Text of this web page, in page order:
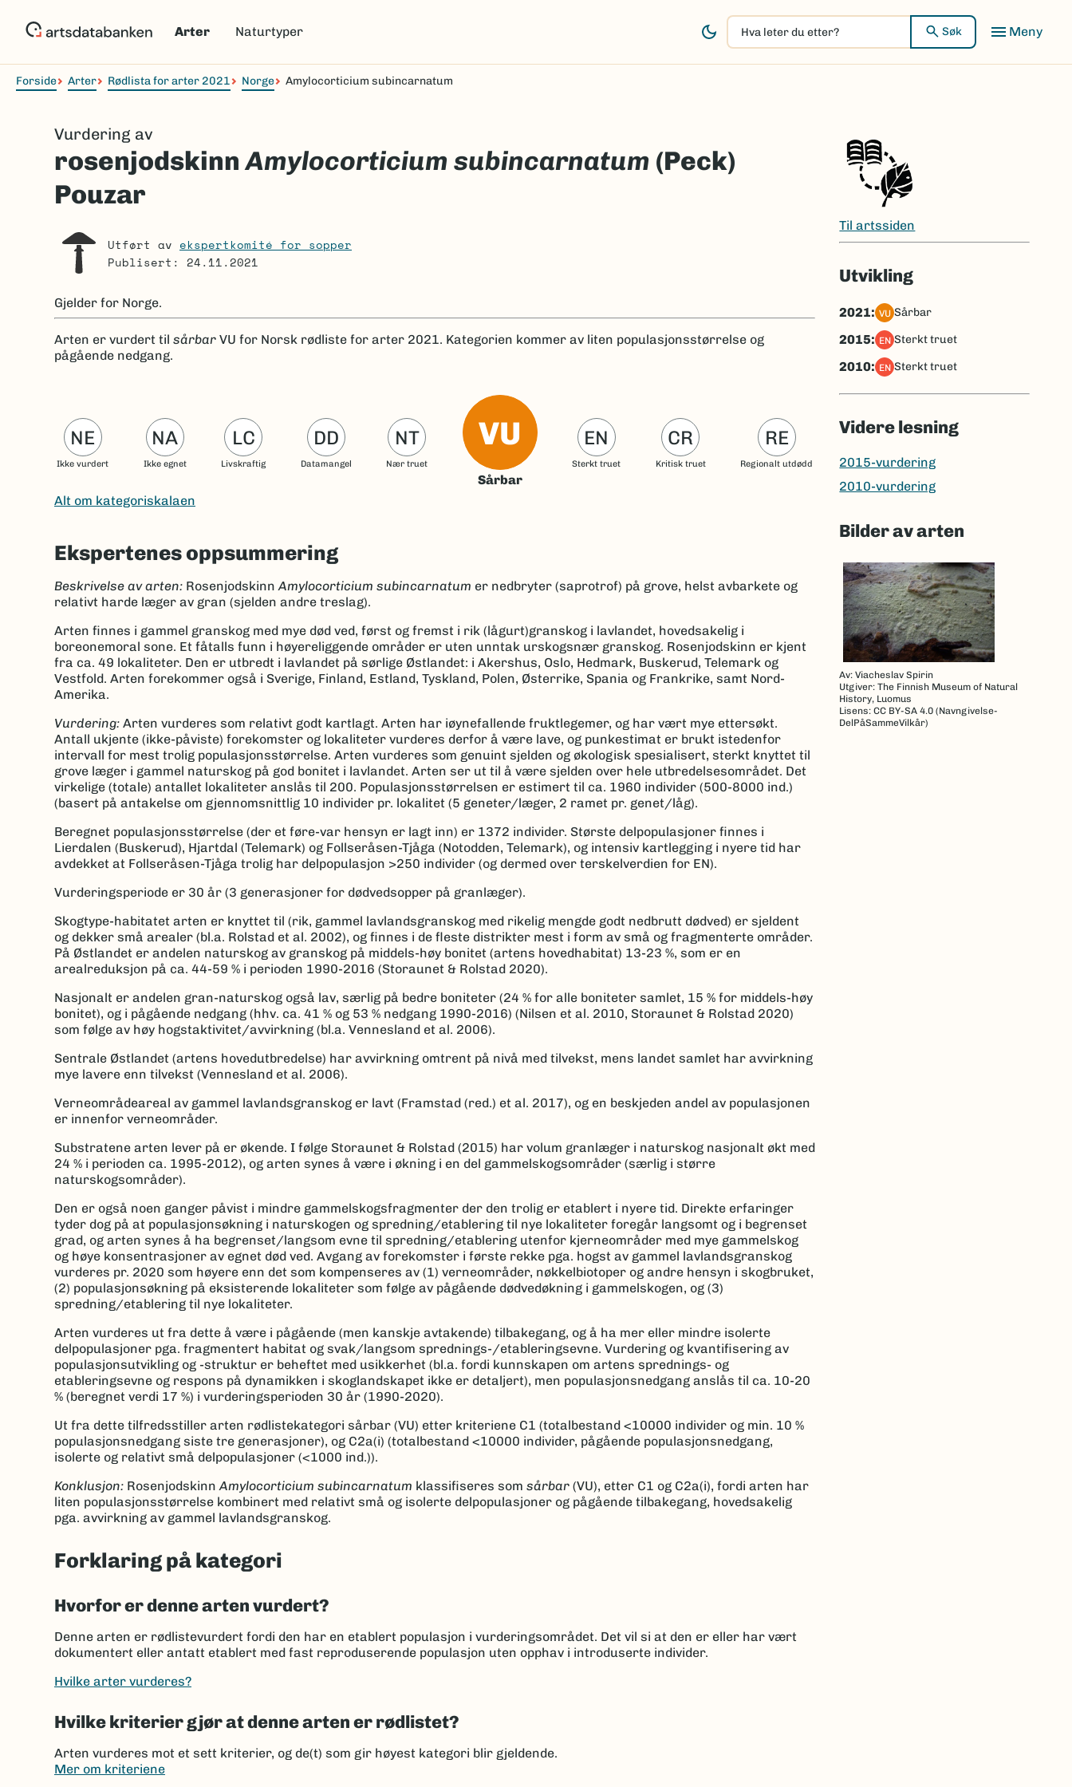
Arter Naturtyper
Hva
leter
du
Søk Meny
Navigasjonssti
Forside Arter Rødlista for arter 2021 Norge Amylocorticium subincarnatum
Vurdering av
rosenjodskinn Amylocorticium subincarnatum (Peck)
Pouzar
Utført av ekspertkomité for sopper
Publisert: 24.11.2021
Gjelder for Norge.
Arten er vurdert til sårbar VU for Norsk rødliste for arter 2021. Kategorien kommer av liten populasjonsstørrelse og
pågående nedgang.
NE
Ikke vurdert
NA
Ikke egnet
LC
Livskraftig
DD
Datamangel
NT
Nær truet
VU
Sårbar
EN
Sterkt truet
CR
Kritisk truet
RE
Regionalt utdødd
Alt om kategoriskalaen
Ekspertenes oppsummering
Beskrivelse av arten: RosenjodskinnAmylocorticium subincarnatum er nedbryter (saprotrof) på grove, helst avbarkete og
relativt harde læger av gran (sjelden andre treslag).
Arten finnes i gammel granskog med mye død ved, først og fremst i rik (lågurt)granskog i lavlandet, hovedsakelig i
boreonemoral sone. Et fåtalls funn i høyereliggende områder er uten unntak urskogsnær granskog. Rosenjodskinn er kjent
fra ca. 49 lokaliteter. Den er utbredt i lavlandet på sørlige Østlandet: i Akershus, Oslo, Hedmark, Buskerud, Telemark og
Vestfold. Arten forekommer også i Sverige, Finland, Estland, Tyskland, Polen, Østerrike, Spania og Frankrike, samt Nord-
Amerika.
Vurdering: Arten vurderes som relativt godt kartlagt. Arten har iøynefallende fruktlegemer, og har vært mye ettersøkt.
Antall ukjente (ikke-påviste) forekomster og lokaliteter vurderes derfor å være lave, og punkestimat er brukt istedenfor
intervall for mest trolig populasjonsstørrelse. Arten vurderes som genuint sjelden og økologisk spesialisert, sterkt knyttet til
grove læger i gammel naturskog på god bonitet i lavlandet. Arten ser ut til å være sjelden over hele utbredelsesområdet. Det
virkelige (totale) antallet lokaliteter anslås til 200. Populasjonsstørrelsen er estimert til ca. 1960 individer (500-8000 ind.)
(basert på antakelse om gjennomsnittlig 10 individer pr. lokalitet (5 geneter/læger, 2 ramet pr. genet/låg).
Beregnet populasjonsstørrelse (der et føre-var hensyn er lagt inn) er 1372 individer. Største delpopulasjoner finnes i
Lierdalen (Buskerud), Hjartdal (Telemark) og Follseråsen-Tjåga (Notodden, Telemark), og intensiv kartlegging i nyere tid har
avdekket at Follseråsen-Tjåga trolig har delpopulasjon >250 individer (og dermed over terskelverdien for EN).
Vurderingsperiode er 30 år (3 generasjoner for dødvedsopper på granlæger).
Skogtype-habitatet arten er knyttet til (rik, gammel lavlandsgranskog med rikelig mengde godt nedbrutt dødved) er sjeldent
og dekker små arealer (bl.a. Rolstad et al. 2002), og finnes i de fleste distrikter mest i form av små og fragmenterte områder.
På Østlandet er andelen naturskog av granskog på middels-høy bonitet (artens hovedhabitat) 13-23 %, som er en
arealreduksjon på ca. 44-59 % i perioden 1990-2016 (Storaunet & Rolstad 2020).
Nasjonalt er andelen gran-naturskog også lav, særlig på bedre boniteter (24 % for alle boniteter samlet, 15 % for middels-høy
bonitet), og i pågående nedgang (hhv. ca. 41 % og 53 % nedgang 1990-2016) (Nilsen et al. 2010, Storaunet & Rolstad 2020)
som følge av høy hogstaktivitet/avvirkning (bl.a. Vennesland et al. 2006).
Sentrale Østlandet (artens hovedutbredelse) har avvirkning omtrent på nivå med tilvekst, mens landet samlet har avvirkning
mye lavere enn tilvekst (Vennesland et al. 2006).
Verneområdeareal av gammel lavlandsgranskog er lavt (Framstad (red.) et al. 2017), og en beskjeden andel av populasjonen
er innenfor verneområder.
Substratene arten lever på er økende. I følge Storaunet & Rolstad (2015) har volum granlæger i naturskog nasjonalt økt med
24 % i perioden ca. 1995-2012), og arten synes å være i økning i en del gammelskogsområder (særlig i større
naturskogsområder).
Den er også noen ganger påvist i mindre gammelskogsfragmenter der den trolig er etablert i nyere tid. Direkte erfaringer
tyder dog på at populasjonsøkning i naturskogen og spredning/etablering til nye lokaliteter foregår langsomt og i begrenset
grad, og arten synes å ha begrenset/langsom evne til spredning/etablering utenfor kjerneområder med mye gammelskog
og høye konsentrasjoner av egnet død ved. Avgang av forekomster i første rekke pga. hogst av gammel lavlandsgranskog
vurderes pr. 2020 som høyere enn det som kompenseres av (1) verneområder, nøkkelbiotoper og andre hensyn i skogbruket,
(2) populasjonsøkning på eksisterende lokaliteter som følge av pågående dødvedøkning i gammelskogen, og (3)
spredning/etablering til nye lokaliteter.
Arten vurderes ut fra dette å være i pågående (men kanskje avtakende) tilbakegang, og å ha mer eller mindre isolerte
delpopulasjoner pga. fragmentert habitat og svak/langsom sprednings-/etableringsevne. Vurdering og kvantifisering av
populasjonsutvikling og -struktur er beheftet med usikkerhet (bl.a. fordi kunnskapen om artens sprednings- og
etableringsevne og respons på dynamikken i skoglandskapet ikke er detaljert), men populasjonsnedgang anslås til ca. 10-20
% (beregnet verdi 17 %) i vurderingsperioden 30 år (1990-2020).
Ut fra dette tilfredsstiller arten rødlistekategori sårbar (VU) etter kriteriene C1 (totalbestand <10000 individer og min. 10 %
populasjonsnedgang siste tre generasjoner), og C2a(i) (totalbestand <10000 individer, pågående populasjonsnedgang,
isolerte og relativt små delpopulasjoner (<1000 ind.)).
Konklusjon: RosenjodskinnAmylocorticium subincarnatum klassifiseres som sårbar (VU), etter C1 og C2a(i), fordi arten har
liten populasjonsstørrelse kombinert med relativt små og isolerte delpopulasjoner og pågående tilbakegang, hovedsakelig
pga. avvirkning av gammel lavlandsgranskog.
Forklaring på kategori
Hvorfor er denne arten vurdert?
Denne arten er rødlistevurdert fordi den har en etablert populasjon i vurderingsområdet. Det vil si at den er eller har vært
dokumentert eller antatt etablert med fast reproduserende populasjon uten opphav i introduserte individer.
Hvilke arter vurderes?
Hvilke kriterier gjør at denne arten er rødlistet?
Arten vurderes mot et sett kriterier, og de(t) som gir høyest kategori blir gjeldende.
Mer om kriteriene
Til artssiden
Utvikling
2021: VU sårbar
2015: EN sterkt truet
2010: EN sterkt truet
Videre lesning
2015-vurdering
2010-vurdering
Bilder av arten
Av: Viacheslav Spirin
Utgiver: The Finnish Museum of Natural
History, Luomus
Lisens: CC BY-SA 4.0 (Navngivelse-
DelPåSammeVilkår)